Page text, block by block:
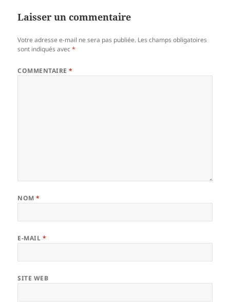
Laisser un commentaire
Votre adresse e-mail ne sera pas publiée. Les champs obligatoires
sont indiqués avec*
COMMENTAIRE*
NOM*
E-MAIL *
SITE WEB